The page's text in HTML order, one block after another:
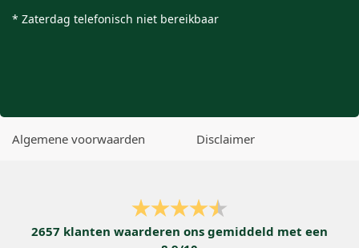
* Zaterdag telefonisch niet bereikbaar
Algemene voorwaarden Disclaimer
2657 klanten waarderen ons gemiddeld met een